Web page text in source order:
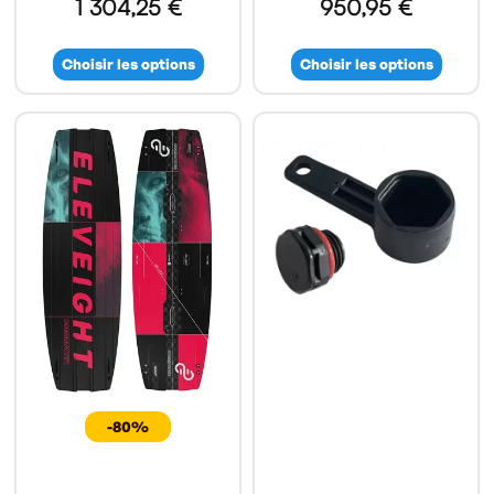
1 304,25 €
Choisir les options
950,95 €
Choisir les options
-80%